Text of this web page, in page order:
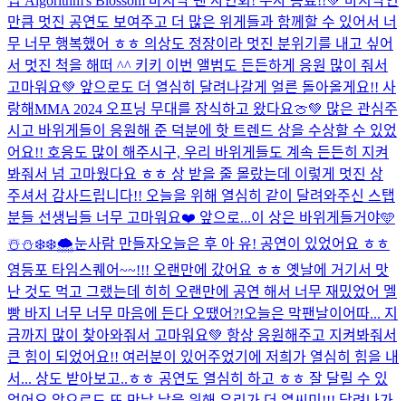
만큼 멋진 공연도 보여주고 더 많은 위게들과 함께할 수 있어서 너
무 너무 행복했어 ㅎㅎ 의상도 정장이라 멋진 분위기를 내고 싶어
서 멋진 척을 해떠 ^^ 키키 이번 앨범도 든든하게 응원 많이 줘서
고마워요💚 앞으로도 더 열심히 달려나갈게 얼른 돌아올게요!! 사
랑해MMA 2024 오프닝 무대를 장식하고 왔다요🍈💚 많은 관심주
시고 바위게들이 응원해 준 덕분에 핫 트렌드 상을 수상할 수 있었
어요!! 호응도 많이 해주시구, 우리 바위게들도 계속 든든히 지켜
봐줘서 넘 고마웠다요 ㅎㅎ 상 받을 줄 몰랐는데 이렇게 멋진 상
주셔서 감사드립니다!! 오늘을 위해 열심히 같이 달려와주신 스탭
분들 선생님들 너무 고마워요❤️ 앞으로...이 상은 바위게들거야🩵
☃️⛄️❄️❄️🌨️눈사람 만들자오늘은 후 아 유! 공연이 있었어요 ㅎㅎ
영등포 타임스퀘어~~!!! 오랜만에 갔어요 ㅎㅎ 옛날에 거기서 맛
난 것도 먹고 그랬는데 히히 오랜만에 공연 해서 너무 재밌었어 멜
빵 바지 너무 너무 마음에 든다 오땠어?!오늘은 막팬날이어따... 지
금까지 많이 찾아와줘서 고마워요💚 항상 응원해주고 지켜봐줘서
큰 힘이 되었어요!! 여러분이 있어주었기에 저희가 열심히 힘을 내
서... 상도 받아보고..ㅎㅎ 공연도 열심히 하고 ㅎㅎ 잘 달릴 수 있